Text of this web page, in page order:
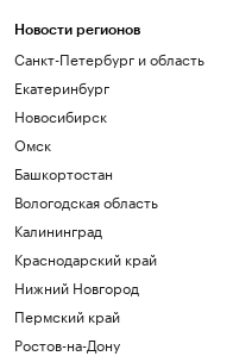
на
Новости регионов
Санкт-Петербург и область
Екатеринбург
Новосибирск
Омск
Башкортостан
Вологодская область
Калининград
Краснодарский край
Нижний Новгород
Пермский край
Ростов-на-Дону